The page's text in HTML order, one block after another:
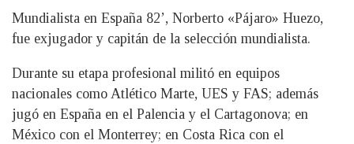
Mundialista en España 82’, Norberto «Pájaro» Huezo,
fue exjugador y capitán de la selección mundialista.
Durante su etapa profesional militó en equipos
nacionales como Atlético Marte, UES y FAS; además
jugó en España en el Palencia y el Cartagonova; en
México con el Monterrey; en Costa Rica con el